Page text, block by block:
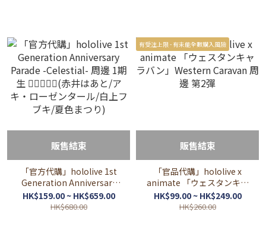
販售結束
「官方代購」hololive 1st
Generation Anniversary
Parade -Celestial- 周邊 1期
生 ❤️‍🔥🍎🌽🏮(赤井はあと/ア
HK$159.00 ~ HK$659.00
HK$680.00
有受注上限 - 有未能全數購入風險
販售結束
「官品代購」hololive x
animate 「ウェスタンキャ
ラバン」Western Caravan
周邊 第2彈
HK$99.00 ~ HK$249.00
HK$260.00